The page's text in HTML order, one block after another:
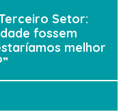
Setor:
fossem
melhor